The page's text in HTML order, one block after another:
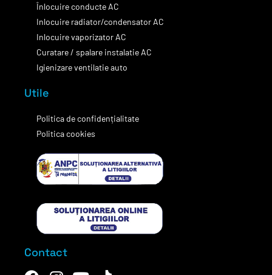
Înlocuire conducte AC
Inlocuire radiator/condensator AC
Inlocuire vaporizator AC
Curatare / spalare instalatie AC
Igienizare ventilatie auto
Utile
Politica de confidențialitate
Politica cookies
Contact